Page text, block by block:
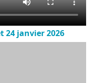
24 janvier 2026